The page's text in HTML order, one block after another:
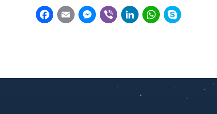
Facebook
EmailMessenger
ViberLinkedIn